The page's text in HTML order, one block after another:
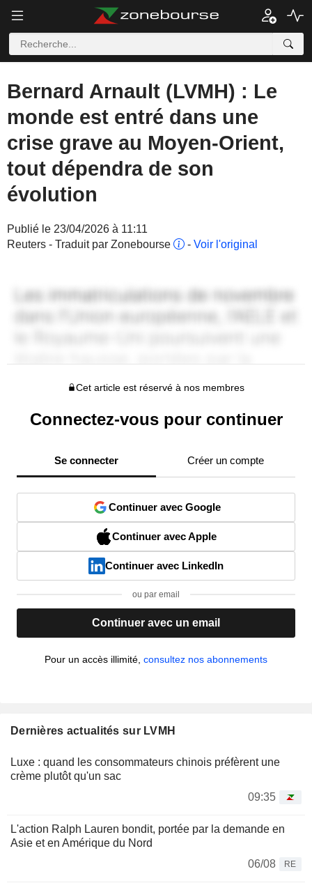
Bernard Arnault (LVMH) : Le
monde est entré dans une
crise grave au Moyen-Orient,
tout dépendra de son
évolution
Publié le 23/04/2026 à 11:11
Reuters - Traduit par Zonebourse
- Voir l'original
Cet article est réservé à nos membres
Connectez-vous pour continuer
Se connecter Créer un compte
Continuer avec Google
Continuer avec Apple
Continuer avec LinkedIn
ou par email
Continuer avec un email
Pour un accès illimité, consultez nos abonnements
Dernières actualités sur LVMH
Luxe : quand les consommateurs chinois préfèrent une
crème plutôt qu'un sac
09:35
L'action Ralph Lauren bondit, portée par la demande en
Asie et en Amérique du Nord
06/08
RE